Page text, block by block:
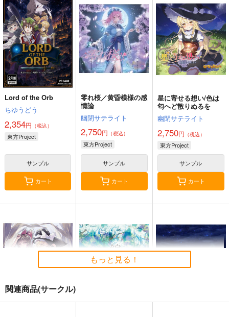
Lord of the Orb
ちゆうどう
2,354円 （税込）
東方Project
サンプル
カート
零れ桜／黄昏模様の感
情論
幽閉サテライト
2,750円 （税込）
東方Project
サンプル
カート
星に寄せる想い/色は
匂へど散りぬるを
幽閉サテライト
2,750円 （税込）
東方Project
サンプル
カート
もっと見る！
関連商品(サークル)